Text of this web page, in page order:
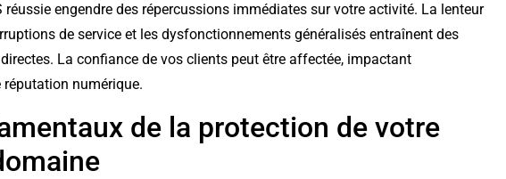
réussie engendre des répercussions immédiates sur votre activité. La lenteur
de service et les dysfonctionnements généralisés entraînent des
La confiance de vos clients peut être affectée, impactant
numérique.
de la protection de votre